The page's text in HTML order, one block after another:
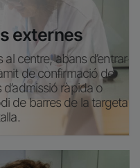
externes
centre, abans d’entrar
de confirmació de
ràpida o
de barres de la targeta